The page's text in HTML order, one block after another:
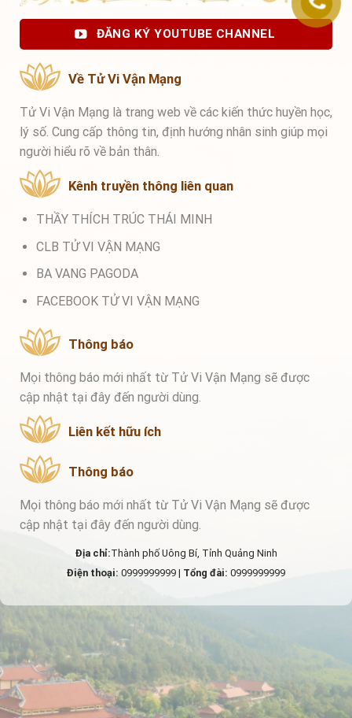
ĐĂNG KÝ YOUTUBE CHANNEL
Về Tử Vi Vận Mạng
Tử Vi Vận Mạng là trang web về các kiến thức huyền học,
lý số. Cung cấp thông tin, định hướng nhân sinh giúp mọi
người hiểu rõ về bản thân.
Kênh truyền thông liên quan
THẦY THÍCH TRÚC THÁI MINH
CLB TỬ VI VẬN MẠNG
BA VANG PAGODA
FACEBOOK TỬ VI VẬN MẠNG
Thông báo
Mọi thông báo mới nhất từ Tử Vi Vận Mạng sẽ được
cập nhật tại đây đến người dùng.
Liên kết hữu ích
Thông báo
Mọi thông báo mới nhất từ Tử Vi Vận Mạng sẽ được
cập nhật tại đây đến người dùng.
Địa chỉ:Thành phố Uông Bí, Tỉnh Quảng Ninh
Điện thoại: 0999999999 | Tổng đài: 0999999999